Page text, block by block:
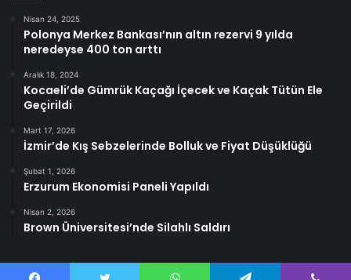
Nisan 24, 2025
Polonya Merkez Bankası’nın altın rezervi 9 yılda
neredeyse 400 ton arttı
Aralık 18, 2024
Kocaeli’de Gümrük Kaçağı İçecek ve Kaçak Tütün Ele
Geçirildi
Mart 17, 2026
İzmir’de Kış Sebzelerinde Bolluk ve Fiyat Düşüklüğü
Şubat 1, 2026
Erzurum Ekonomisi Paneli Yapıldı
Nisan 2, 2026
Brown Üniversitesi’nde Silahlı Saldırı